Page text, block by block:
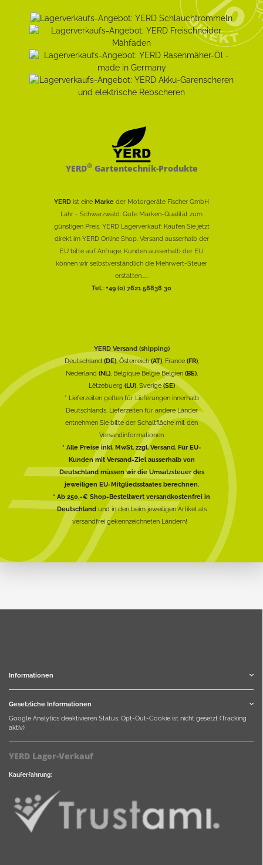
YERD®Gartentechnik-Produkte
YERD ist eine Marke der Motorgeräte Fischer GmbH
Lahr - Schwarzwald: Gute Marken-Qualität zum
günstigen Preis. YERD Lagerverkauf: Kaufen Sie jetzt
direkt im YERD Online Shop. Versand ausserhalb der
EU bitte auf Anfrage. Kunden ausserhalb der EU
können wir selbstverständlich die Mehrwert-Steuer
erstatten......
Tel.: +49 (0) 7821 58838 30
YERD Versand (shipping)
Deutschland(DE), Österreich(AT), France (FR),
Nederland (NL), Belgique België Belgien (BE),
Lëtzebuerg (LU), Sverige(SE)
* Lieferzeiten gelten für Lieferungen innerhalb
Deutschlands, Lieferzeiten für andere Länder
entnehmen Sie bitte der Schaltfläche mit den
Versandinformationen
* Alle Preise inkl. MwSt. zzgl. Versand. Für EU-
Kunden mit Versand-Ziel ausserhalb von
Deutschland müssen wir die Umsatzsteuer des
jeweiligen EU-Mitgliedsstaates berechnen.
* Ab 250,-€ Shop-Bestellwert versandkostenfrei in
Deutschlandund in den beim jeweiligen Artikel als
versandfrei gekennzeichneten Ländern!
Informationen
Gesetzliche Informationen
Google Analytics deaktivieren Status: Opt-Out-Cookie ist nicht gesetzt (Tracking
aktiv)
YERD Lager-Verkauf
Kauferfahrung: